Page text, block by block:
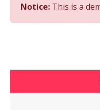
Notice: This is a